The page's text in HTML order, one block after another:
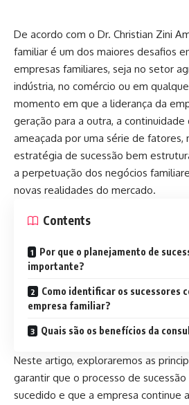
De acordo com o Dr. Christian Zini
familiar é um dos maiores desafios
empresas familiares, seja no setor
indústria, no comércio ou em
momento em que a liderança da
geração para a outra, a
ameaçada por uma série de fatores,
estratégia de sucessão bem
a perpetuação dos negócios
novas realidades do mercado.
Contents
Por que o planejamento de
importante?
Como identificar os sucessores
empresa familiar?
Quais são os benefícios da
Neste artigo, exploraremos as
garantir que o processo de
sucedido e que a empresa continue